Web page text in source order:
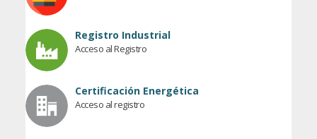
Registro Industrial
Acceso al Registro
Certificación Energética
Acceso al registro